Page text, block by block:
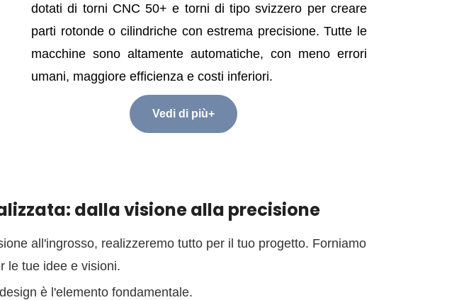
dotati di torni CNC 50+ e torni di tipo svizzero per creare
parti rotonde o cilindriche con estrema precisione. Tutte le
macchine sono altamente automatiche, con meno errori
umani, maggiore efficienza e costi inferiori.
Vedi di più+
dalla visione alla precisione
all'ingrosso, realizzeremo tutto per il tuo progetto. Forniamo
le tue idee e visioni.
è l'elemento fondamentale.